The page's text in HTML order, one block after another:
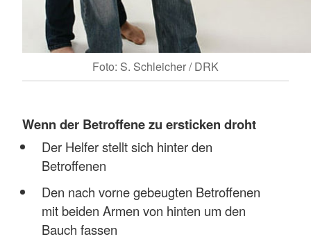
Foto: S. Schleicher / DRK
Wenn der Betroffene zu ersticken droht
Der Helfer stellt sich hinter den
Betroffenen
Den nach vorne gebeugten Betroffenen
mit beiden Armen von hinten um den
Bauch fassen